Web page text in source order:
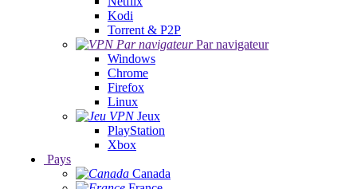
Kodi
Torrent & P2P
Par navigateur
Windows
Chrome
Firefox
Linux
Jeux
PlayStation
Xbox
Pays
Canada